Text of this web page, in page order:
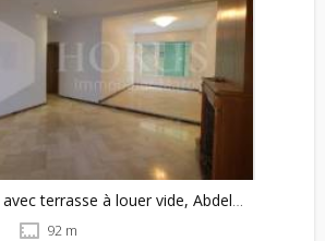
Appartement avec terrasse à louer vide, Abdelmoumen
92 m